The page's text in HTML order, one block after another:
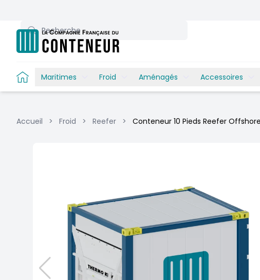
Recherche
Maritimes Froid Aménagés Accessoires
Accueil > Froid > Reefer > Conteneur 10 Pieds Reefer Offshore